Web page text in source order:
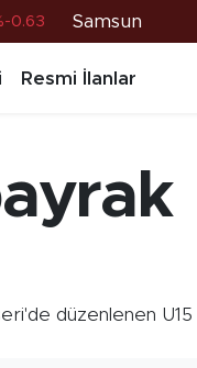
%0
%70
Samsun
Resmi İlanlar
düzenlenen U15